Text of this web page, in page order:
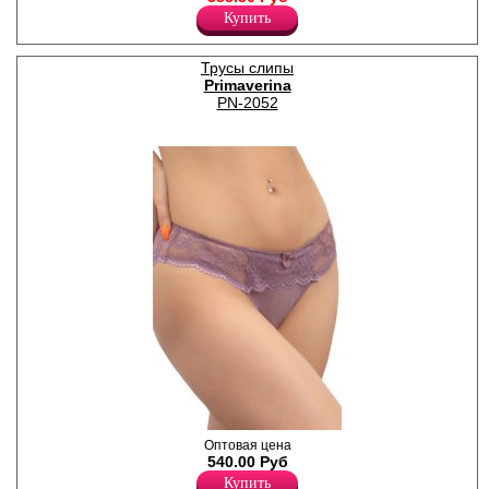
заниженной линией талии, с
сатиновым блеском, без
бокового шва, с х/б
ластовицей.
Хлопок 5%
Эластан 15%
Полиамид 80%
Купить
Трусы слипы
Primaverina
PN-2052
Трусы слипы женские со
средней линией талии,
широким кружевом, х/б
Оптовая цена
540.00 Руб
Купить